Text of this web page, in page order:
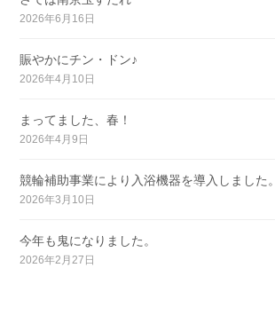
2026年6月16日
賑やかにチン・ドン♪
2026年4月10日
まってました、春！
2026年4月9日
競輪補助事業により入浴機器を導入しました。
2026年3月10日
今年も鬼になりました。
2026年2月27日